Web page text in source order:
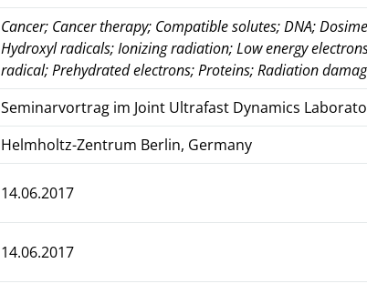
Cancer; Cancer therapy; Compatible solutes; DNA;
Hydroxyl radicals; Ionizing radiation; Low energy
radical; Prehydrated electrons; Proteins; Radiation
Seminarvortrag im Joint Ultrafast Dynamics
Helmholtz-Zentrum Berlin, Germany
14.06.2017
14.06.2017